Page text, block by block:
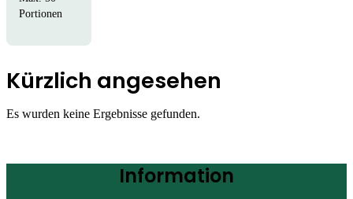
Portionen
Kürzlich angesehen
Es wurden keine Ergebnisse gefunden.
Information